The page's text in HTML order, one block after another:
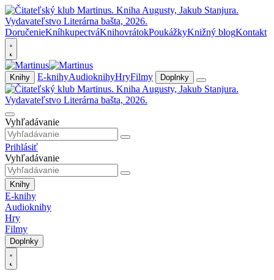
DoručenieKníhkupectváKnihovrátokPoukážkyKnižný blogKontakt
Knihy E-knihyAudioknihyHryFilmy Doplnky
Vyhľadávanie
Prihlásiť
Vyhľadávanie
Knihy
E-knihy
Audioknihy
Hry
Filmy
Doplnky